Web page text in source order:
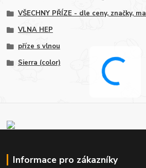
VŠECHNY PŘÍZE - dle ceny, značky,
VLNA HEP
příze s vlnou
Sierra (color)
Informace pro zákazníky